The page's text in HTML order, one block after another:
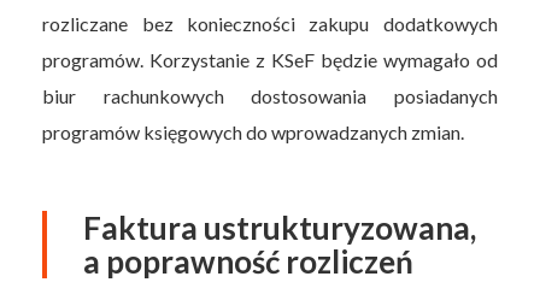
rozliczane bez konieczności zakupu dodatkowych
programów. Korzystanie z KSeF będzie wymagało od
biur rachunkowych dostosowania posiadanych
programów księgowych do wprowadzanych zmian.
Faktura ustrukturyzowana,
a poprawność rozliczeń